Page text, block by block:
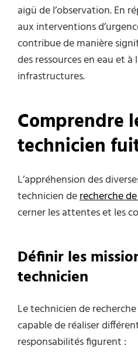
aigü de l’observation. En
aux interventions
contribue de manière
des ressources en eau et à
infrastructures.
Comprendre
technicien
L’appréhension des
technicien derecherche
cerner les attentes et les
Définir les
technicien
Le technicien de
capable de réaliser
responsabilités figurent :